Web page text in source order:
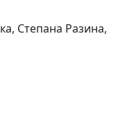
Степана Разина,